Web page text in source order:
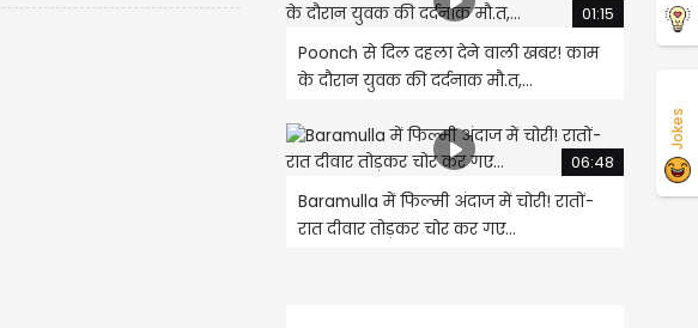
01:15
Poonch से दिल दहला देने वाली खबर! काम
के दौरान युवक की दर्दनाक मौ.त,...
06:48
Baramulla में फिल्मी अंदाज में चोरी! रातों-
रात दीवार तोड़कर चोर कर गए...
Jokes